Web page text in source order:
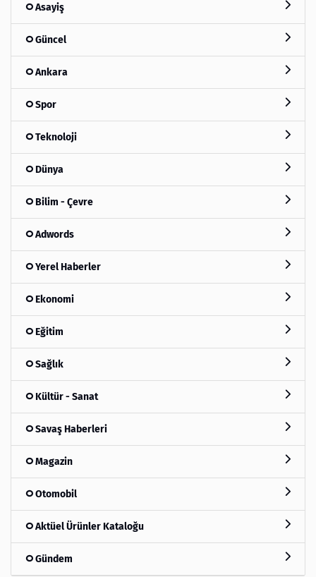
Asayiş
Güncel
Ankara
Spor
Teknoloji
Dünya
Bilim - Çevre
Adwords
Yerel Haberler
Ekonomi
Eğitim
Sağlık
Kültür - Sanat
Savaş Haberleri
Magazin
Otomobil
Aktüel Ürünler Kataloğu
Gündem